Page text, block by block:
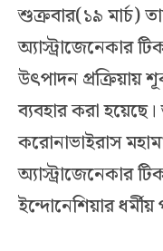
শুক্রবার(১৯ মার্চ)
অ্যাস্ট্রাজেনেকার
উৎপাদন প্রক্রিয়ায়
ব্যবহার করা
করোনাভাইরাস
অ্যাস্ট্রাজেনেকার
ইন্দোনেশিয়ার